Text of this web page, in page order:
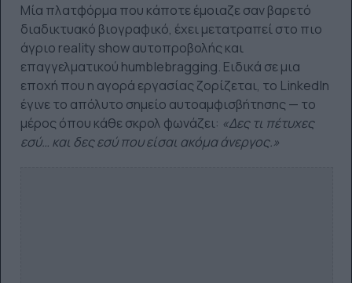
Μία πλατφόρμα που κάποτε έμοιαζε σαν βαρετό
διαδικτυακό βιογραφικό, έχει μετατραπεί στο πιο
άγριο reality show αυτοπροβολής και
επαγγελματικού humblebragging. Ειδικά σε μια
εποχή που η αγορά εργασίας ζορίζεται, το LinkedIn
έγινε το απόλυτο σημείο αυτοαμφισβήτησης — το
μέρος όπου κάθε σκρολ φωνάζει: «Δες τι πέτυχες
εσύ… και δες εσύ που είσαι ακόμα άνεργος.»